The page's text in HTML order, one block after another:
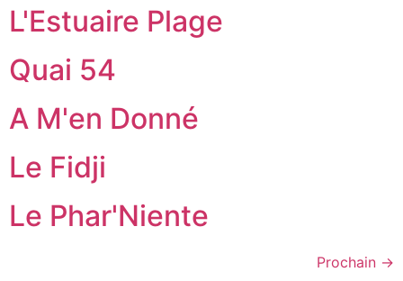
L'Estuaire Plage
Quai 54
A M'en Donné
Le Fidji
Le Phar'Niente
Prochain →